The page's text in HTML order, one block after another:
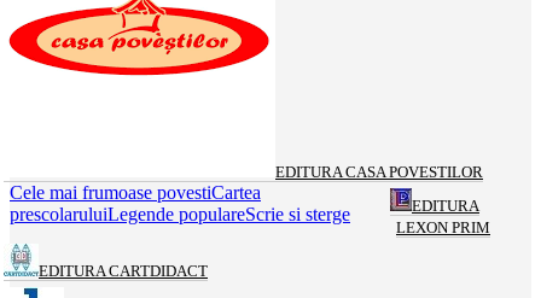
EDITURA CASA POVESTILOR
Cele mai frumoase povestiCartea
prescolaruluiLegende populareScrie si sterge
EDITURA
LEXON PRIM
EDITURA CARTDIDACT